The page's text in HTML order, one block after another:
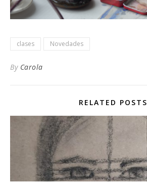
clases Novedades
By Carola
RELATED POSTS